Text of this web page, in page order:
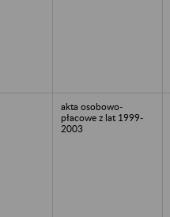
akta osobowo-
płacowe z lat 1999-
2003